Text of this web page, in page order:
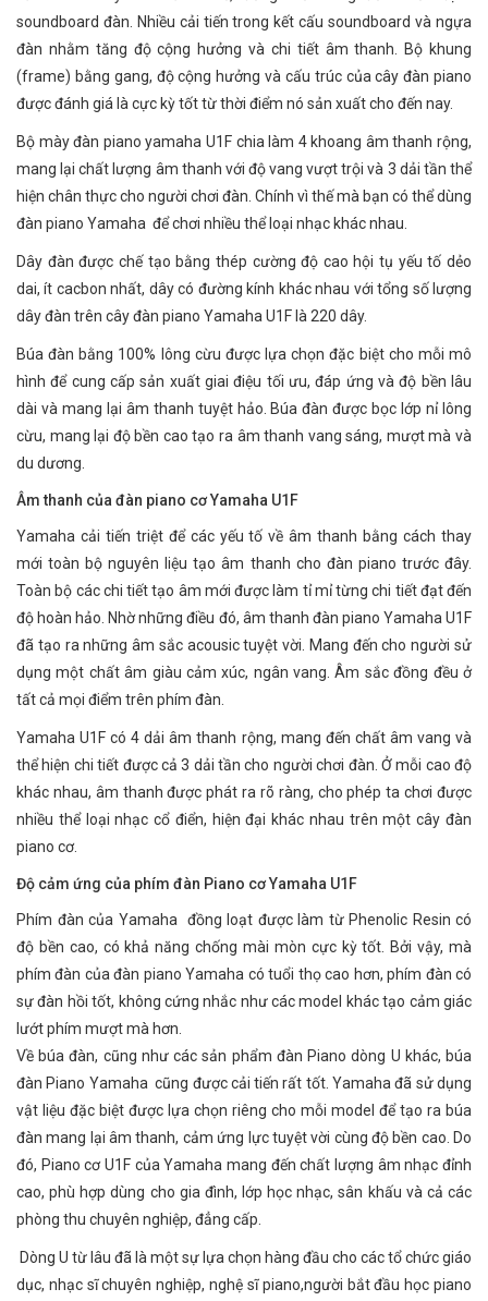
soundboard đàn. Nhiều cải tiến trong kết cấu soundboard và ngựa
đàn nhằm tăng độ cộng hưởng và chi tiết âm thanh. Bộ khung
(frame) bằng gang, độ cộng hưởng và cấu trúc của cây đàn piano
được đánh giá là cực kỳ tốt từ thời điểm nó sản xuất cho đến nay.
Bộ mày đàn piano yamaha U1F chia làm 4 khoang âm thanh rộng,
mang lại chất lượng âm thanh với độ vang vượt trội và 3 dải tần thể
hiện chân thực cho người chơi đàn. Chính vì thế mà bạn có thể dùng
đàn piano Yamaha để chơi nhiều thể loại nhạc khác nhau.
Dây đàn được chế tạo bằng thép cường độ cao hội tụ yếu tố dẻo
dai, ít cacbon nhất, dây có đường kính khác nhau với tổng số lượng
dây đàn trên cây đàn piano Yamaha U1F là 220 dây.
Búa đàn bằng 100% lông cừu được lựa chọn đặc biệt cho mỗi mô
hình để cung cấp sản xuất giai điệu tối ưu, đáp ứng và độ bền lâu
dài và mang lại âm thanh tuyệt hảo. Búa đàn được bọc lớp nỉ lông
cừu, mang lại độ bền cao tạo ra âm thanh vang sáng, mượt mà và
du dương.
Âm thanh của đàn piano cơ Yamaha U1F
Yamaha cải tiến triệt để các yếu tố về âm thanh bằng cách thay
mới toàn bộ nguyên liệu tạo âm thanh cho đàn piano trước đây.
Toàn bộ các chi tiết tạo âm mới được làm tỉ mỉ từng chi tiết đạt đến
độ hoàn hảo. Nhờ những điều đó, âm thanh đàn piano Yamaha U1F
đã tạo ra những âm sắc acousic tuyệt vời. Mang đến cho người sử
dụng một chất âm giàu cảm xúc, ngân vang. Âm sắc đồng đều ở
tất cả mọi điểm trên phím đàn.
Yamaha U1F có 4 dải âm thanh rộng, mang đến chất âm vang và
thể hiện chi tiết được cả 3 dải tần cho người chơi đàn. Ở mỗi cao độ
khác nhau, âm thanh được phát ra rõ ràng, cho phép ta chơi được
nhiều thể loại nhạc cổ điển, hiện đại khác nhau trên một cây đàn
piano cơ.
Độ cảm ứng của phím đàn Piano cơ Yamaha U1F
Phím đàn của Yamaha đồng loạt được làm từ Phenolic Resin có
độ bền cao, có khả năng chống mài mòn cực kỳ tốt. Bởi vậy, mà
phím đàn của đàn piano Yamaha có tuổi thọ cao hơn, phím đàn có
sự đàn hồi tốt, không cứng nhắc như các model khác tạo cảm giác
lướt phím mượt mà hơn.
Về búa đàn, cũng như các sản phẩm đàn Piano dòng U khác, búa
đàn Piano Yamaha cũng được cải tiến rất tốt. Yamaha đã sử dụng
vật liệu đặc biệt được lựa chọn riêng cho mỗi model để tạo ra búa
đàn mang lại âm thanh, cảm ứng lực tuyệt vời cùng độ bền cao. Do
đó, Piano cơ U1F của Yamaha mang đến chất lượng âm nhạc đỉnh
cao, phù hợp dùng cho gia đình, lớp học nhạc, sân khấu và cả các
phòng thu chuyên nghiệp, đẳng cấp.
Dòng U từ lâu đã là một sự lựa chọn hàng đầu cho các tổ chức giáo
dục, nhạc sĩ chuyên nghiệp, nghệ sĩ piano,người bắt đầu học piano